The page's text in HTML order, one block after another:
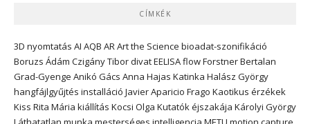
CÍMKÉK
3D nyomtatás AI AQB ARArt the Science bioadat-szonifikáció
Boruzs Ádám Czigány TibordivatEELISAflowForstner Bertalan
Grad-Gyenge Anikó Gács Anna Hajas Katinka Halász György
hangfájlgyűjtés installáció Javier Aparicio Frago Kaotikus érzékek
Kiss Rita Mária kiállítás Kocsi Olga Kutatók éjszakája Károlyi György